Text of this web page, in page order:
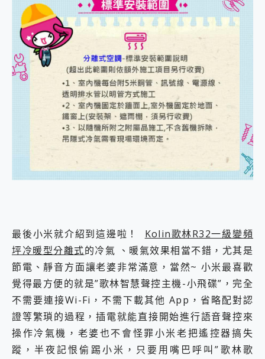
最後小米就介紹到這邊啦！ Kolin歌林R32一級變頻
坪冷暖型分離式的冷氣 、暖氣效果相當不錯，尤其是
節電、靜音方面讓老婆非常滿意，當然~ 小米最喜歡
覺得最方便的就是”歌林智慧聲控主機-小飛碟”，完全
不需要連接Wi-Fi，不需下載其他 App，省略配對認
證等繁瑣的過程，插電就能直接開始進行語音聲控來
操作冷氣機，老婆也不會怪罪小米老把遙控器搞失
蹤，半夜記恨偷踢小米，只要用嘴巴呼叫”歌林歌